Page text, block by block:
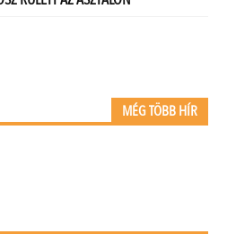
MÉG TÖBB HÍR